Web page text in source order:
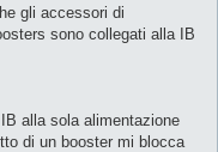
gli accessori di
sono collegati alla IB
alla sola alimentazione
di un booster mi blocca